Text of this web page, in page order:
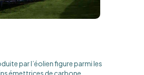
par l’éolien figure parmi les
émettrices de carbone.